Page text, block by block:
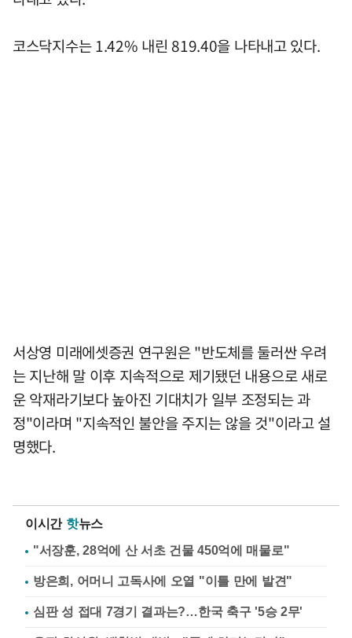
코스닥지수는 1.42% 내린 819.40을 나타내고 있다.
서상영 미래에셋증권 연구원은 "반도체를 둘러싼 우려
는 지난해 말 이후 지속적으로 제기됐던 내용으로 새로
운 악재라기보다 높아진 기대치가 일부 조정되는 과
정"이라며 "지속적인 불안을 주지는 않을 것"이라고 설
명했다.
이시간 핫뉴스
"서장훈, 28억에 산 서초 건물 450억에 매물로"
방은희, 어머니 고독사에 오열 "이틀 만에 발견"
심판 성 접대 7경기 결과는?…한국 축구 '5승 2무'